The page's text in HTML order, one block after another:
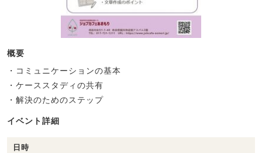
概要
・コミュニケーションの基本
・ケーススタディの共有
・解決のためのステップ
イベント詳細
日時